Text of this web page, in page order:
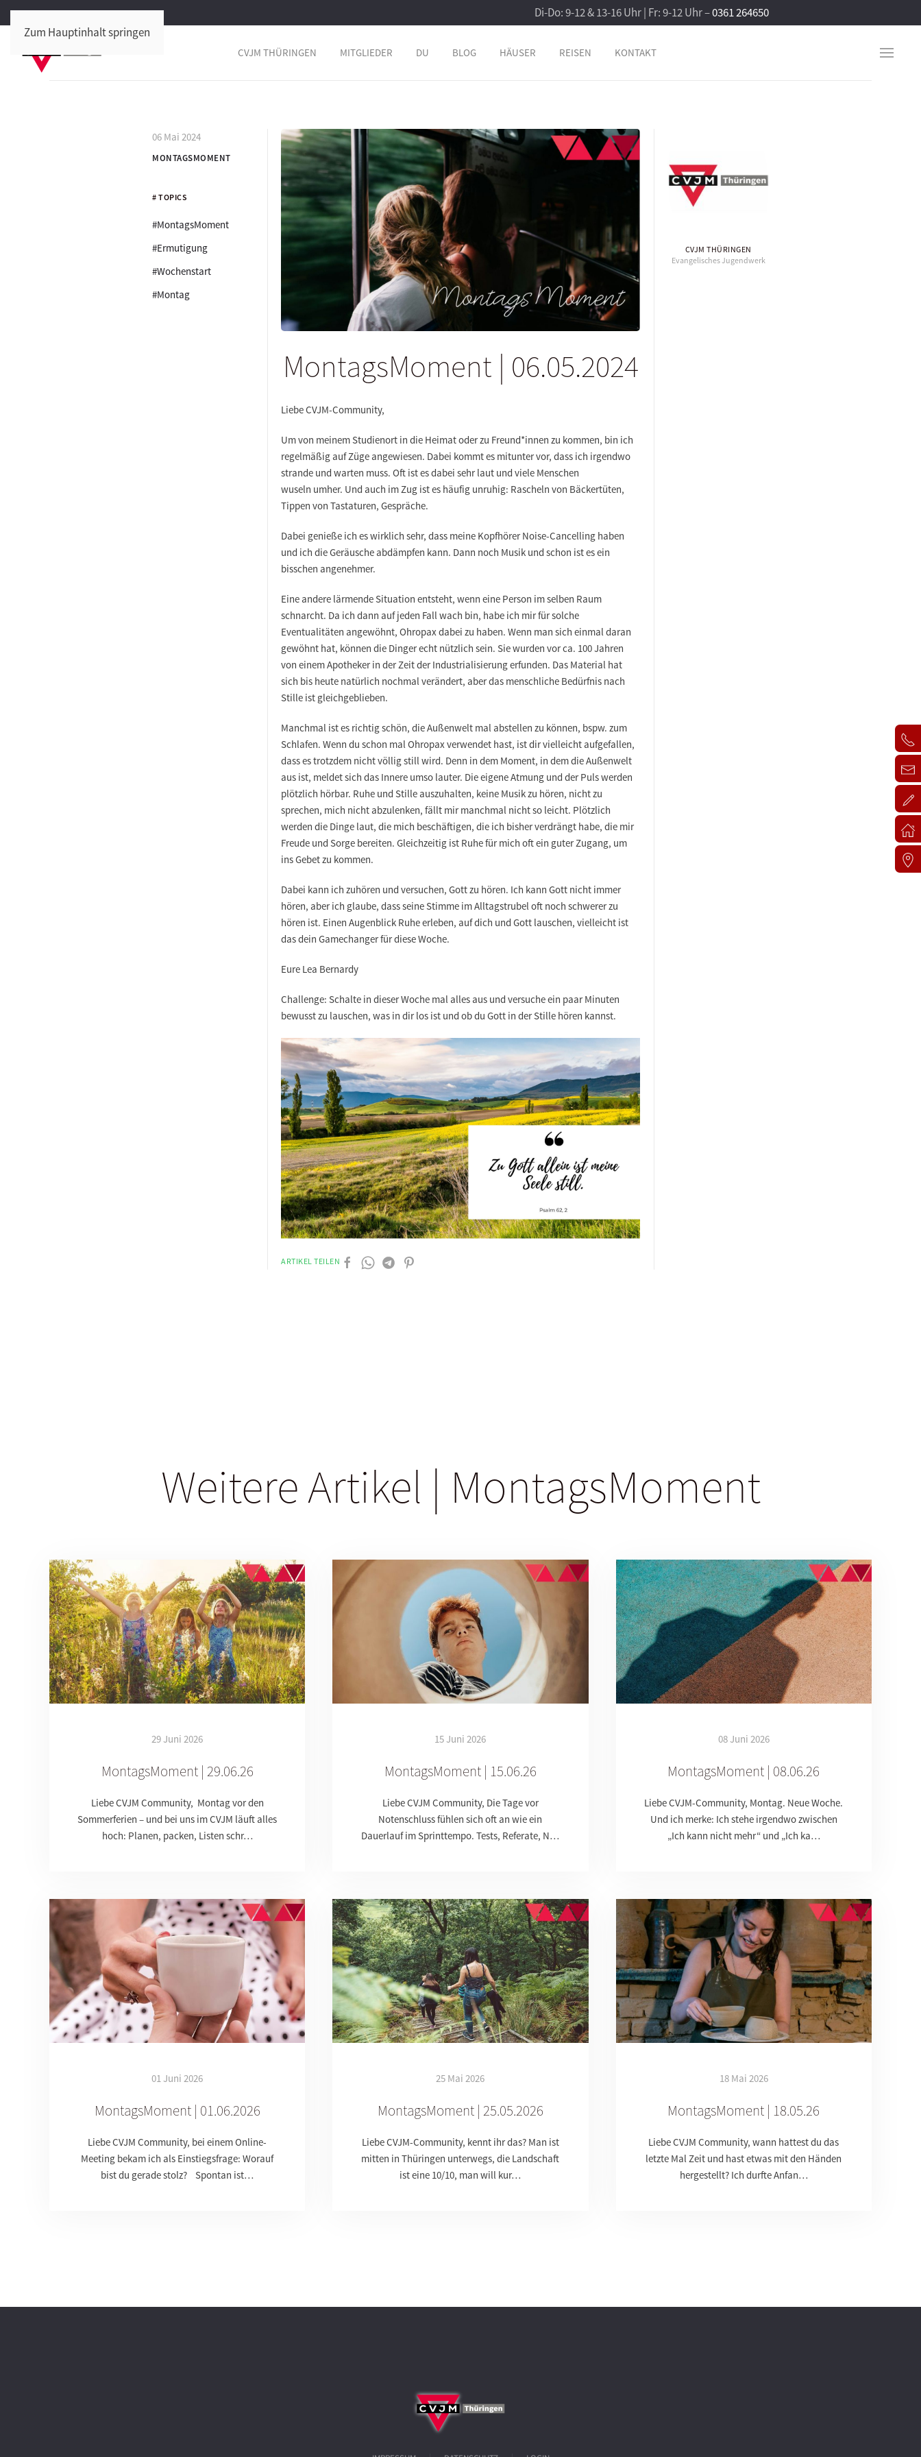
Zum Hauptinhalt springen
Di-Do: 9-12 & 13-16 Uhr | Fr: 9-12 Uhr –0361 264650
CVJM THÜRINGEN MITGLIEDER DU BLOG HÄUSER REISEN KONTAKT
06 Mai 2024
MONTAGSMOMENT
# TOPICS
#MontagsMoment
#Ermutigung
#Wochenstart
#Montag
MontagsMoment | 06.05.2024
Liebe CVJM-Community,
Um von meinem Studienort in die Heimat oder zu Freund*innen zu kommen, bin ich
regelmäßig auf Züge angewiesen. Dabei kommt es mitunter vor, dass ich irgendwo
strande und warten muss. Oft ist es dabei sehr laut und viele Menschen
wuseln umher. Und auch im Zug ist es häufig unruhig: Rascheln von Bäckertüten,
Tippen von Tastaturen, Gespräche.
Dabei genieße ich es wirklich sehr, dass meine Kopfhörer Noise-Cancelling haben
und ich die Geräusche abdämpfen kann. Dann noch Musik und schon ist es ein
bisschen angenehmer.
Eine andere lärmende Situation entsteht, wenn eine Person im selben Raum
schnarcht. Da ich dann auf jeden Fall wach bin, habe ich mir für solche
Eventualitäten angewöhnt, Ohropax dabei zu haben. Wenn man sich einmal daran
gewöhnt hat, können die Dinger echt nützlich sein. Sie wurden vor ca. 100 Jahren
von einem Apotheker in der Zeit der Industrialisierung erfunden. Das Material hat
sich bis heute natürlich nochmal verändert, aber das menschliche Bedürfnis nach
Stille ist gleichgeblieben.
Manchmal ist es richtig schön, die Außenwelt mal abstellen zu können, bspw. zum
Schlafen. Wenn du schon mal Ohropax verwendet hast, ist dir vielleicht aufgefallen,
dass es trotzdem nicht völlig still wird. Denn in dem Moment, in dem die Außenwelt
aus ist, meldet sich das Innere umso lauter. Die eigene Atmung und der Puls werden
plötzlich hörbar. Ruhe und Stille auszuhalten, keine Musik zu hören, nicht zu
sprechen, mich nicht abzulenken, fällt mir manchmal nicht so leicht. Plötzlich
werden die Dinge laut, die mich beschäftigen, die ich bisher verdrängt habe, die mir
Freude und Sorge bereiten. Gleichzeitig ist Ruhe für mich oft ein guter Zugang, um
ins Gebet zu kommen.
Dabei kann ich zuhören und versuchen, Gott zu hören. Ich kann Gott nicht immer
hören, aber ich glaube, dass seine Stimme im Alltagstrubel oft noch schwerer zu
hören ist. Einen Augenblick Ruhe erleben, auf dich und Gott lauschen, vielleicht ist
das dein Gamechanger für diese Woche.
Eure Lea Bernardy
Challenge: Schalte in dieser Woche mal alles aus und versuche ein paar Minuten
bewusst zu lauschen, was in dir los ist und ob du Gott in der Stille hören kannst.
ARTIKEL TEILEN
CVJM THÜRINGEN
Evangelisches Jugendwerk
Weitere Artikel | MontagsMoment
29 Juni 2026
MontagsMoment | 29.06.26
Liebe CVJM Community, Montag vor den
Sommerferien – und bei uns im CVJM läuft alles
hoch: Planen, packen, Listen schr…
15 Juni 2026
MontagsMoment | 15.06.26
Liebe CVJM Community, Die Tage vor
Notenschluss fühlen sich oft an wie ein
Dauerlauf im Sprinttempo. Tests, Referate, N…
08 Juni 2026
MontagsMoment | 08.06.26
Liebe CVJM-Community, Montag. Neue Woche.
Und ich merke: Ich stehe irgendwo zwischen
„Ich kann nicht mehr“ und „Ich ka…
01 Juni 2026
MontagsMoment | 01.06.2026
Liebe CVJM Community, bei einem Online-
Meeting bekam ich als Einstiegsfrage: Worauf
bist du gerade stolz? Spontan ist…
25 Mai 2026
MontagsMoment | 25.05.2026
Liebe CVJM-Community, kennt ihr das? Man ist
mitten in Thüringen unterwegs, die Landschaft
ist eine 10/10, man will kur…
18 Mai 2026
MontagsMoment | 18.05.26
Liebe CVJM Community, wann hattest du das
letzte Mal Zeit und hast etwas mit den Händen
hergestellt? Ich durfte Anfan…